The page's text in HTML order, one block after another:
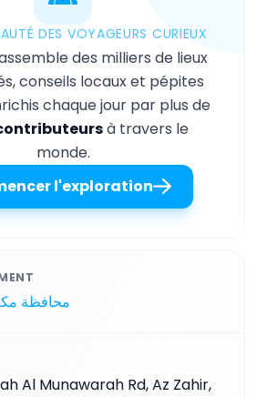
DES VOYAGEURS CURIEUX
des milliers de lieux
conseils locaux et pépites
chaque jour par plus de
à travers le
monde.
l'exploration
محافظة
Al Munawarah Rd, Az Zahir,